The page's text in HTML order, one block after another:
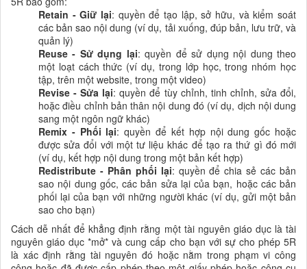
Retain - Giữ lại: quyền để tạo lập, sở hữu, và kiểm soát
các bản sao nội dung (ví dụ, tải xuống, đúp bản, lưu trữ, và
quản lý)
Reuse - Sử dụng lại: quyền để sử dụng nội dung theo
một loạt cách thức (ví dụ, trong lớp học, trong nhóm học
tập, trên một website, trong một video)
Revise - Sửa lại: quyền để tùy chỉnh, tinh chỉnh, sửa đổi,
hoặc điều chỉnh bản thân nội dung đó (ví dụ, dịch nội dung
sang một ngôn ngữ khác)
Remix - Phối lại: quyền để kết hợp nội dung gốc hoặc
được sửa đổi với một tư liệu khác để tạo ra thứ gì đó mới
(ví dụ, kết hợp nội dung trong một bản kết hợp)
Redistribute - Phân phối lại: quyền để chia sẻ các bản
sao nội dung gốc, các bản sửa lại của bạn, hoặc các bản
phối lại của bạn với những người khác (ví dụ, gửi một bản
sao cho bạn)
Cách dễ nhất để khẳng định rằng một tài nguyên giáo dục là tài
nguyên giáo dục *mở* và cung cấp cho bạn với sự cho phép 5R
là xác định rằng tài nguyên đó hoặc nằm trong phạm vi công